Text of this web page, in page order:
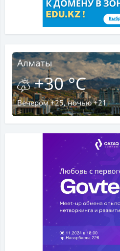
Алматы
+30 °C
Вечером +25, ночью +21